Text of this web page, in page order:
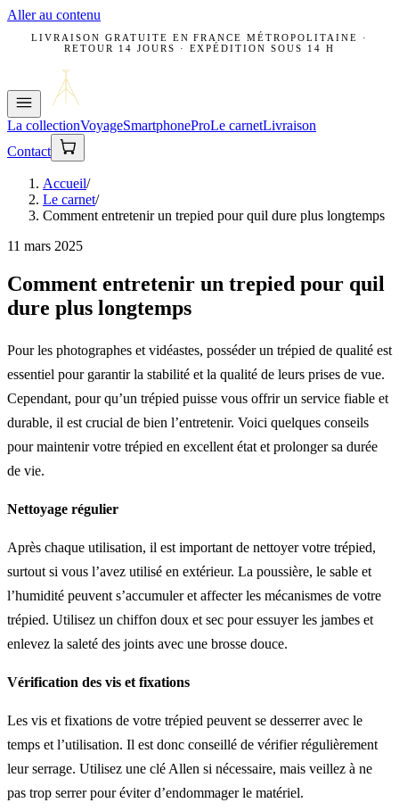
Aller au contenu
LIVRAISON GRATUITE EN FRANCE MÉTROPOLITAINE ·
RETOUR 14 JOURS · EXPÉDITION SOUS 14 H
La collectionVoyageSmartphoneProLe carnetLivraison
Contact
Accueil/
Le carnet/
Comment entretenir un trepied pour quil dure plus longtemps
11 mars 2025
Comment entretenir un trepied pour quil
dure plus longtemps
Pour les photographes et vidéastes, posséder un trépied de qualité est
essentiel pour garantir la stabilité et la qualité de leurs prises de vue.
Cependant, pour qu’un trépied puisse vous offrir un service fiable et
durable, il est crucial de bien l’entretenir. Voici quelques conseils
pour maintenir votre trépied en excellent état et prolonger sa durée
de vie.
Nettoyage régulier
Après chaque utilisation, il est important de nettoyer votre trépied,
surtout si vous l’avez utilisé en extérieur. La poussière, le sable et
l’humidité peuvent s’accumuler et affecter les mécanismes de votre
trépied. Utilisez un chiffon doux et sec pour essuyer les jambes et
enlevez la saleté des joints avec une brosse douce.
Vérification des vis et fixations
Les vis et fixations de votre trépied peuvent se desserrer avec le
temps et l’utilisation. Il est donc conseillé de vérifier régulièrement
leur serrage. Utilisez une clé Allen si nécessaire, mais veillez à ne
pas trop serrer pour éviter d’endommager le matériel.